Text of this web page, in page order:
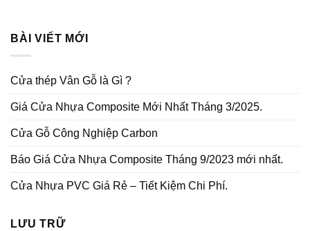
BÀI VIẾT MỚI
Cửa thép Vân Gỗ là Gì ?
Giá Cửa Nhựa Composite Mới Nhất Tháng 3/2025.
Cửa Gỗ Công Nghiệp Carbon
Báo Giá Cửa Nhựa Composite Tháng 9/2023 mới nhất.
Cửa Nhựa PVC Giá Rẻ – Tiết Kiệm Chi Phí.
LƯU TRỮ